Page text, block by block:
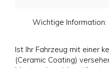
Wichtige Information:
Ist Ihr Fahrzeug mit einer
(Ceramic Coating)